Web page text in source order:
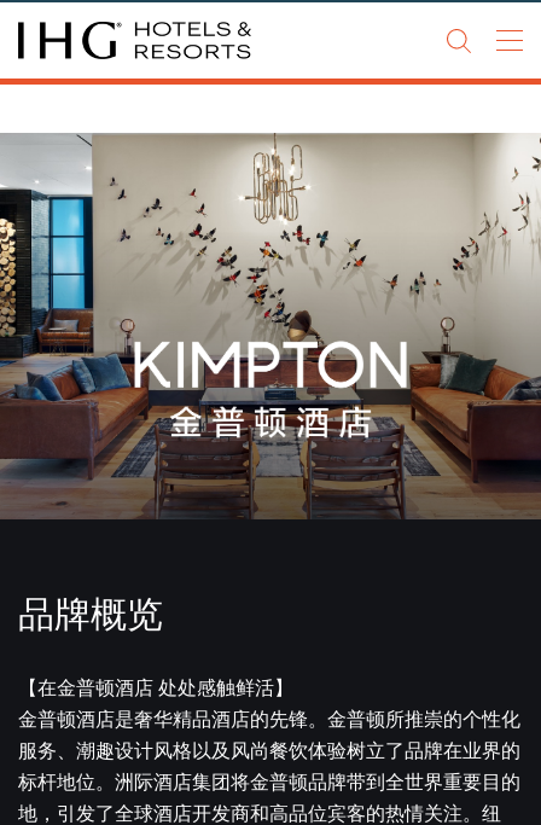
Go to
Go to
content
关于我们
我们的品牌
​​酒店开发加盟
新闻资讯
品牌概览
【在金普顿酒店 处处感触鲜活】
金普顿酒店是奢华精品酒店的先锋。金普顿所推崇的个性化
服务、潮趣设计风格以及风尚餐饮体验树立了品牌在业界的
标杆地位。洲际酒店集团将金普顿品牌带到全世界重要目的
地，引发了全球酒店开发商和高品位宾客的热情关注。纽